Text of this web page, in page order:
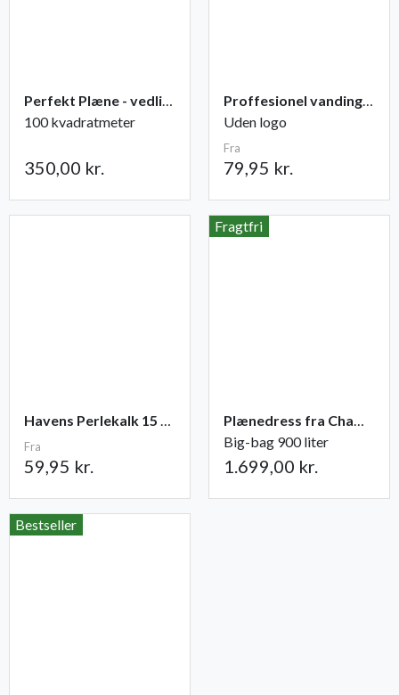
Perfekt Plæne - vedligeholdelse
100 kvadratmeter
350,00 kr.
Proffesionel vandingspose 100 liter
Uden logo
Fra
79,95 kr.
Havens Perlekalk 15 KG.
Fra
59,95 kr.
Fragtfri
Plænedress fra Champost
Big-bag 900 liter
1.699,00 kr.
Bestseller